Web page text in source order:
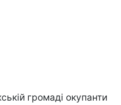
громаді окупанти